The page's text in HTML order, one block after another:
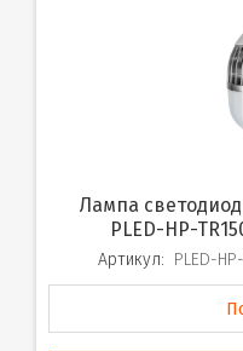
Лампа светодиодная высокой мощности
PLED-HP-
Артикул: PLED-